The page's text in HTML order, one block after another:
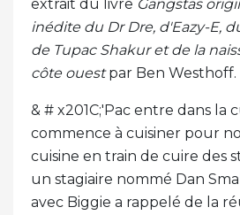
extrait du livre Gangstas
inédite du Dr Dre, d'Eazy-E,
de Tupac Shakur et de la
côte ouestpar Ben Westhoff.
& # x201C;'Pac entre dans la
commence à cuisiner pour
cuisine en train de cuire des
un stagiaire nommé Dan
avec Biggie a rappelé de la